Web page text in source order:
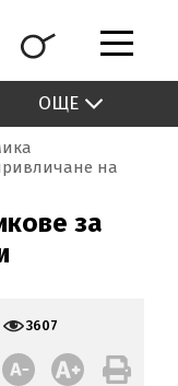
ОЩЕ
на
за
3607